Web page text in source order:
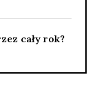
cały rok?